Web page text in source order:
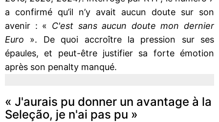
a confirmé qu’il n’y avait aucun doute sur son
avenir : « C'est sans aucun doute mon dernier
Euro ». De quoi accroître la pression sur ses
épaules, et peut-être justifier sa forte émotion
après son penalty manqué.
« J'aurais pu donner un avantage à la
Seleção, je n'ai pas pu »